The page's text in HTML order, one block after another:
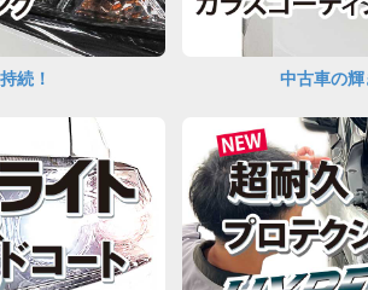
続！ 中古車の輝